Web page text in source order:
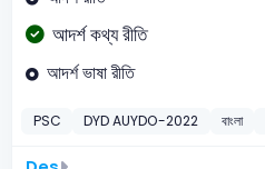
আদর্শ কথ্য রীতি
আদর্শ ভাষা রীতি
PSC DYD AUYDO-2022 বাংলা